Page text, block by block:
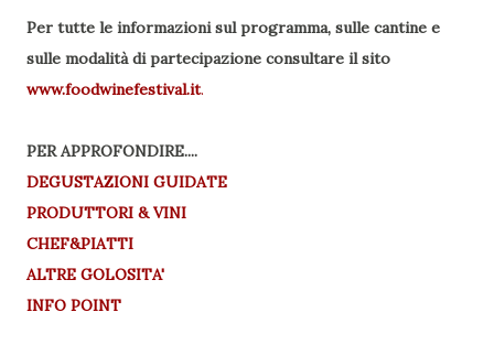
Per tutte le informazioni sul programma, sulle cantine e
sulle modalità di partecipazione consultare il sito
www.foodwinefestival.it.
PER APPROFONDIRE....
DEGUSTAZIONI GUIDATE
PRODUTTORI & VINI
CHEF&PIATTI
ALTRE GOLOSITA'
INFO POINT